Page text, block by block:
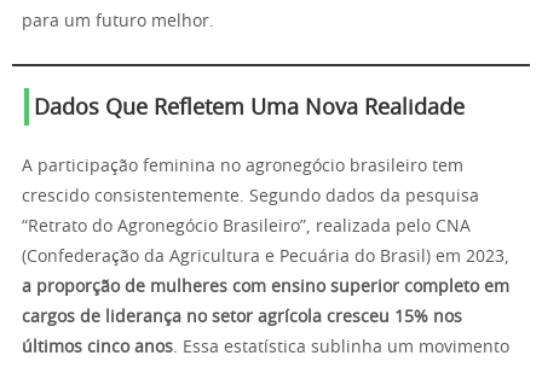
para um futuro melhor.
Dados Que Refletem Uma Nova Realidade
A participação feminina no agronegócio brasileiro tem
crescido consistentemente. Segundo dados da pesquisa
“Retrato do Agronegócio Brasileiro”, realizada pelo CNA
(Confederação da Agricultura e Pecuária do Brasil) em 2023,
a proporção de mulheres com ensino superior completo em
cargos de liderança no setor agrícola cresceu 15% nos
últimos cinco anos. Essa estatística sublinha um movimento